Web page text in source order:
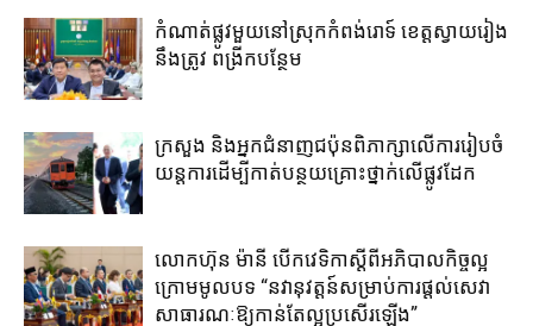
កំណាត់ផ្លូវមួយនៅស្រុកកំពង់រោទ៍ ខេត្តស្វាយរៀង
នឹងត្រូវ ពង្រីកបន្ថែម
ក្រសួង និងអ្នកជំនាញជប៉ុន​ពិភាក្សា​លើ​ការ​រៀប​ចំ​
យន្តការ​ដើម្បី​កាត់​បន្ថយ​គ្រោះថ្នាក់​លើ​ផ្លូវដែក
លោកហ៊ុន ម៉ានី ​បើកវេទិកាស្តីពី​អភិបាល​កិច្ច​ល្អ ​
ក្រោម​មូលបទ “នវានុវត្តន៍​សម្រាប់​ការ​ផ្តល់​សេវា
សាធារណៈ​ឱ្យ​កាន់​តែ​ល្អ​ប្រសើរ​ឡើង​”